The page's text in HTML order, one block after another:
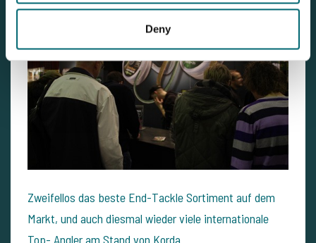
Deny
Zweifellos das beste End-Tackle Sortiment auf dem
Markt, und auch diesmal wieder viele internationale
Top- Angler am Stand von Korda